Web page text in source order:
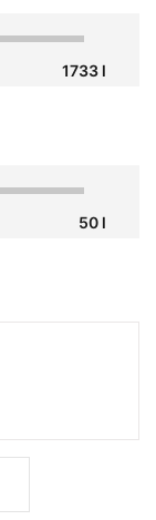
1733 l
50 l